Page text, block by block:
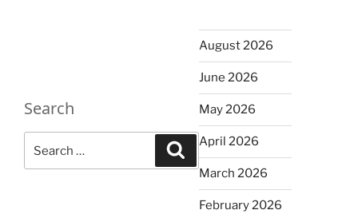
Search
for:
Search
August 2026
June 2026
May 2026
April 2026
March 2026
February 2026